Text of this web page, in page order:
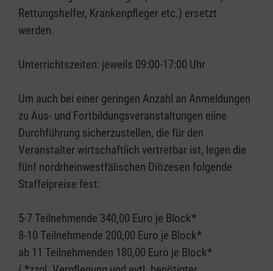
Rettungshelfer, Krankenpfleger etc.) ersetzt
werden.
Unterrichtszeiten: jeweils 09:00-17:00 Uhr
Um auch bei einer geringen Anzahl an Anmeldungen
zu Aus- und Fortbildungsveranstaltungen eiine
Durchführung sicherzustellen, die für den
Veranstalter wirtschaftlich vertretbar ist, legen die
fünf nordrheinwestfälischen Diözesen folgende
Staffelpreise fest:
5-7 Teilnehmende 340,00 Euro je Block*
8-10 Teilnehmende 200,00 Euro je Block*
ab 11 Teilnehmenden 180,00 Euro je Block*